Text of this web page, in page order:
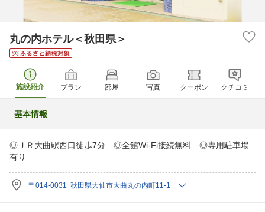
丸の内ホテル＜秋田県＞
施設紹介 プラン 部屋 写真 クーポン クチコミ
基本情報
◎ＪＲ大曲駅西口徒歩7分 ◎全館Wi-Fi接続無料 ◎専用駐車場
有り
〒014-0031 秋田県大仙市大曲丸の内町11-1